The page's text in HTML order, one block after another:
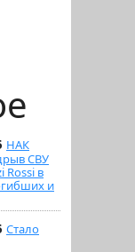
НАК
СВУ
Rossi в
и
Стало